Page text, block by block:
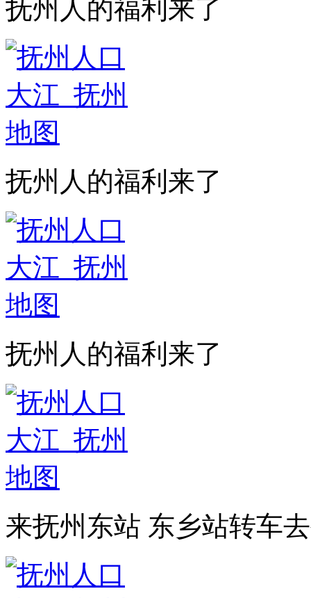
抚州人的福利来了
抚州人的福利来了
抚州人的福利来了
来抚州东站 东乡站转车